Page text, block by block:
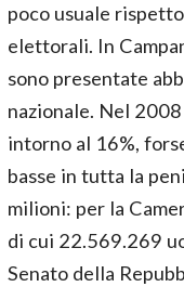
poco usuale
elettorali. In
sono presentate
nazionale. Nel
intorno al 16%,
basse in tutta la
milioni: per la
di cui 22.569.269
Senato della